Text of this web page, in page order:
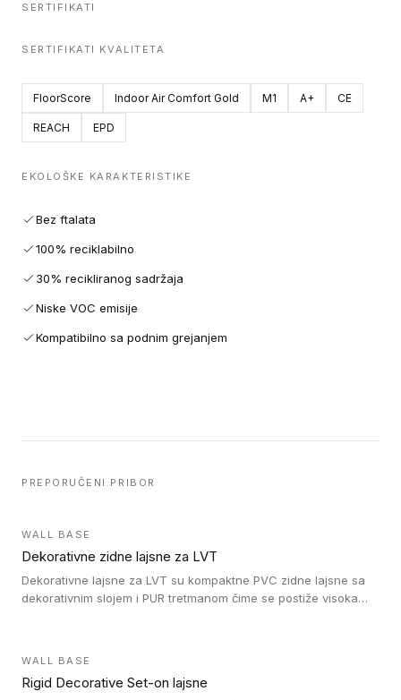
SERTIFIKATI
SERTIFIKATI KVALITETA
FloorScore Indoor Air Comfort Gold M1 A+ CE
REACH EPD
EKOLOŠKE KARAKTERISTIKE
Bez ftalata
100% reciklabilno
30% recikliranog sadržaja
Niske VOC emisije
Kompatibilno sa podnim grejanjem
PREPORUČENI PRIBOR
WALL BASE
Dekorativne zidne lajsne za LVT
Dekorativne lajsne za LVT su kompaktne PVC zidne lajsne sa
dekorativnim slojem i PUR tretmanom čime se postiže visoka
WALL BASE
Rigid Decorative Set-on lajsne